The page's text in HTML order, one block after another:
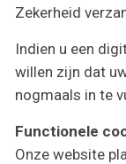
Zekerheid
Indien u een
willen zijn dat
nogmaals in te
Functionele
Onze website